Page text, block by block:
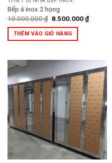
Bếp á inox 2 họng
10.000.000₫ Giá
là:
10.000.000 ₫.
8.500.000₫Giá
hiện
THÊM VÀO GIỎ HÀNG